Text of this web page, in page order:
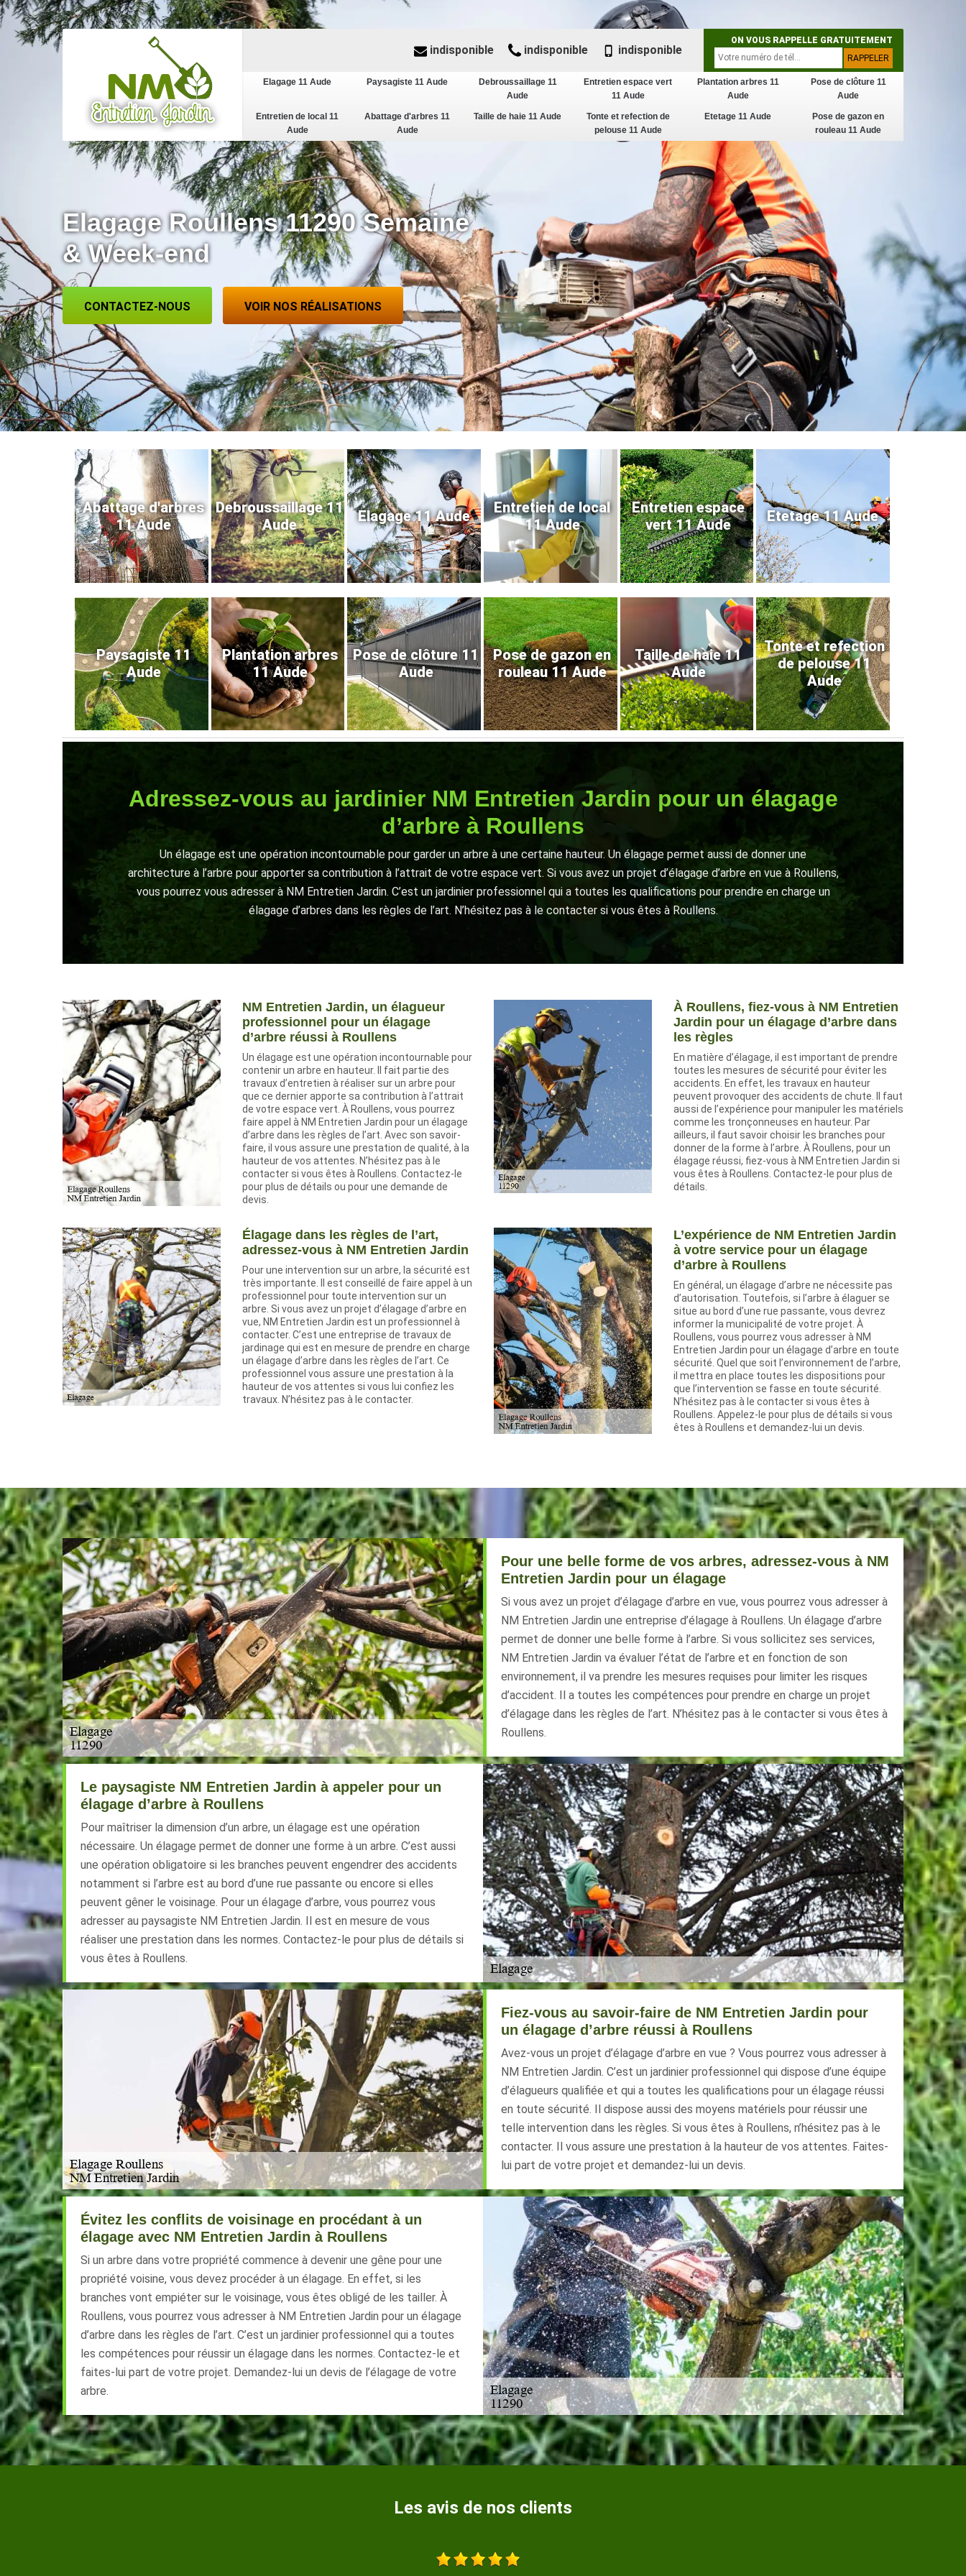
Elagage 11 Aude Paysagiste 11 Aude
Debroussaillage 11
Aude
Entretien espace vert
11 Aude
Plantation arbres 11
Aude
Pose de clôture 11
Aude
Entretien de local 11
Aude
Abattage d'arbres 11
Aude
Taille de haie 11 Aude
Tonte et refection de
pelouse 11 Aude
Etetage 11 Aude
Pose de gazon en
rouleau 11 Aude
indisponible indisponible indisponible
ON VOUS RAPPELLE GRATUITEMENT
Elagage Roullens 11290 Semaine
& Week-end
CONTACTEZ-NOUS VOIR NOS RÉALISATIONS
Abattage d'arbres
11 Aude
Debroussaillage 11
Aude
Elagage 11 Aude
Entretien de local
11 Aude
Entretien espace
vert 11 Aude
Etetage 11 Aude
Paysagiste 11
Aude
Plantation arbres
11 Aude
Pose de clôture 11
Aude
Pose de gazon en
rouleau 11 Aude
Taille de haie 11
Aude
Tonte et refection
de pelouse 11
Aude
Adressez-vous au jardinier NM Entretien Jardin pour un élagage
d’arbre à Roullens
Un élagage est une opération incontournable pour garder un arbre à une certaine hauteur. Un élagage permet aussi de donner une
architecture à l’arbre pour apporter sa contribution à l’attrait de votre espace vert. Si vous avez un projet d’élagage d’arbre en vue à Roullens,
vous pourrez vous adresser à NM Entretien Jardin. C’est un jardinier professionnel qui a toutes les qualifications pour prendre en charge un
élagage d’arbres dans les règles de l’art. N’hésitez pas à le contacter si vous êtes à Roullens.
NM Entretien Jardin, un élagueur
professionnel pour un élagage
d’arbre réussi à Roullens
Un élagage est une opération incontournable pour
contenir un arbre en hauteur. Il fait partie des
travaux d’entretien à réaliser sur un arbre pour
que ce dernier apporte sa contribution à l’attrait
de votre espace vert. À Roullens, vous pourrez
faire appel à NM Entretien Jardin pour un élagage
d’arbre dans les règles de l’art. Avec son savoir-
faire, il vous assure une prestation de qualité, à la
hauteur de vos attentes. N’hésitez pas à le
contacter si vous êtes à Roullens. Contactez-le
pour plus de détails ou pour une demande de
devis.
À Roullens, fiez-vous à NM Entretien
Jardin pour un élagage d’arbre dans
les règles
En matière d’élagage, il est important de prendre
toutes les mesures de sécurité pour éviter les
accidents. En effet, les travaux en hauteur
peuvent provoquer des accidents de chute. Il faut
aussi de l’expérience pour manipuler les matériels
comme les tronçonneuses en hauteur. Par
ailleurs, il faut savoir choisir les branches pour
donner de la forme à l’arbre. À Roullens, pour un
élagage réussi, fiez-vous à NM Entretien Jardin si
vous êtes à Roullens. Contactez-le pour plus de
détails.
Élagage dans les règles de l’art,
adressez-vous à NM Entretien Jardin
Pour une intervention sur un arbre, la sécurité est
très importante. Il est conseillé de faire appel à un
professionnel pour toute intervention sur un
arbre. Si vous avez un projet d’élagage d’arbre en
vue, NM Entretien Jardin est un professionnel à
contacter. C’est une entreprise de travaux de
jardinage qui est en mesure de prendre en charge
un élagage d’arbre dans les règles de l’art. Ce
professionnel vous assure une prestation à la
hauteur de vos attentes si vous lui confiez les
travaux. N’hésitez pas à le contacter.
L’expérience de NM Entretien Jardin
à votre service pour un élagage
d’arbre à Roullens
En général, un élagage d’arbre ne nécessite pas
d’autorisation. Toutefois, si l’arbre à élaguer se
situe au bord d’une rue passante, vous devrez
informer la municipalité de votre projet. À
Roullens, vous pourrez vous adresser à NM
Entretien Jardin pour un élagage d’arbre en toute
sécurité. Quel que soit l’environnement de l’arbre,
il mettra en place toutes les dispositions pour
que l’intervention se fasse en toute sécurité.
N’hésitez pas à le contacter si vous êtes à
Roullens. Appelez-le pour plus de détails si vous
êtes à Roullens et demandez-lui un devis.
Pour une belle forme de vos arbres, adressez-vous à NM
Entretien Jardin pour un élagage
Si vous avez un projet d’élagage d’arbre en vue, vous pourrez vous adresser à
NM Entretien Jardin une entreprise d’élagage à Roullens. Un élagage d’arbre
permet de donner une belle forme à l’arbre. Si vous sollicitez ses services,
NM Entretien Jardin va évaluer l’état de l’arbre et en fonction de son
environnement, il va prendre les mesures requises pour limiter les risques
d’accident. Il a toutes les compétences pour prendre en charge un projet
d’élagage dans les règles de l’art. N’hésitez pas à le contacter si vous êtes à
Roullens.
Le paysagiste NM Entretien Jardin à appeler pour un
élagage d’arbre à Roullens
Pour maîtriser la dimension d’un arbre, un élagage est une opération
nécessaire. Un élagage permet de donner une forme à un arbre. C’est aussi
une opération obligatoire si les branches peuvent engendrer des accidents
notamment si l’arbre est au bord d’une rue passante ou encore si elles
peuvent gêner le voisinage. Pour un élagage d’arbre, vous pourrez vous
adresser au paysagiste NM Entretien Jardin. Il est en mesure de vous
réaliser une prestation dans les normes. Contactez-le pour plus de détails si
vous êtes à Roullens.
Fiez-vous au savoir-faire de NM Entretien Jardin pour
un élagage d’arbre réussi à Roullens
Avez-vous un projet d’élagage d’arbre en vue ? Vous pourrez vous adresser à
NM Entretien Jardin. C’est un jardinier professionnel qui dispose d’une équipe
d’élagueurs qualifiée et qui a toutes les qualifications pour un élagage réussi
en toute sécurité. Il dispose aussi des moyens matériels pour réussir une
telle intervention dans les règles. Si vous êtes à Roullens, n’hésitez pas à le
contacter. Il vous assure une prestation à la hauteur de vos attentes. Faites-
lui part de votre projet et demandez-lui un devis.
Évitez les conflits de voisinage en procédant à un
élagage avec NM Entretien Jardin à Roullens
Si un arbre dans votre propriété commence à devenir une gêne pour une
propriété voisine, vous devez procéder à un élagage. En effet, si les
branches vont empiéter sur le voisinage, vous êtes obligé de les tailler. À
Roullens, vous pourrez vous adresser à NM Entretien Jardin pour un élagage
d’arbre dans les règles de l’art. C’est un jardinier professionnel qui a toutes
les compétences pour réussir un élagage dans les normes. Contactez-le et
faites-lui part de votre projet. Demandez-lui un devis de l’élagage de votre
arbre.
Les avis de nos clients